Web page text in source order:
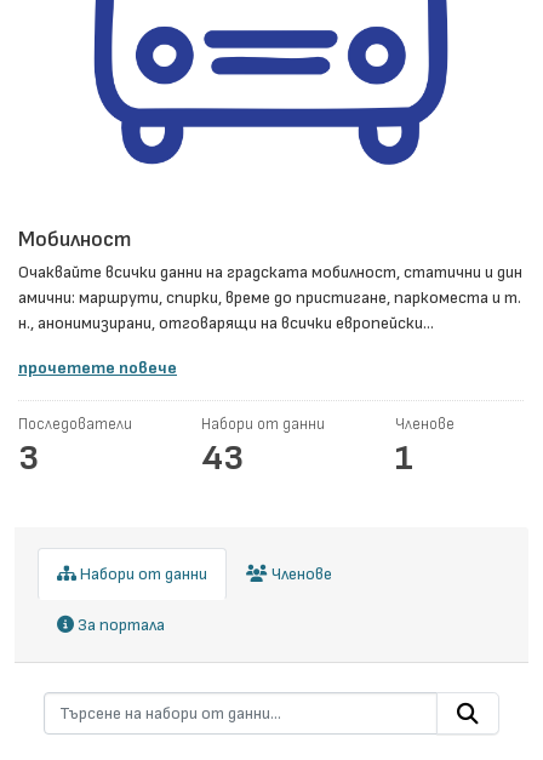
Мобилност
Очаквайте всички данни на градската мобилност, статични и дин
амични: маршрути, спирки, време до пристигане, паркоместа и т.
н., анонимизирани, отговарящи на всички европейски...
прочетете повече
Последователи
3
Набори от данни
43
Членове
1
Набори от данни Членове
За портала